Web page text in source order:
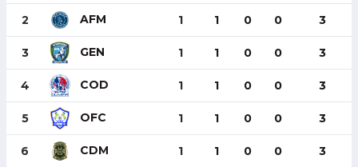
2 AFM 1 1 0 0 3
3 GEN 1 1 0 0 3
4 COD 1 1 0 0 3
5 OFC 1 1 0 0 3
6 CDM 1 1 0 0 3